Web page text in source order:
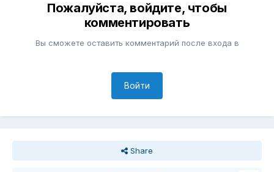
Пожалуйста, войдите, чтобы
комментировать
Вы сможете оставить комментарий после входа в
Войти
Share